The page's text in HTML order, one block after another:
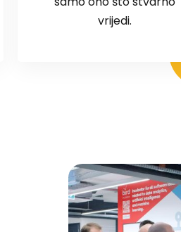
vrijedi.